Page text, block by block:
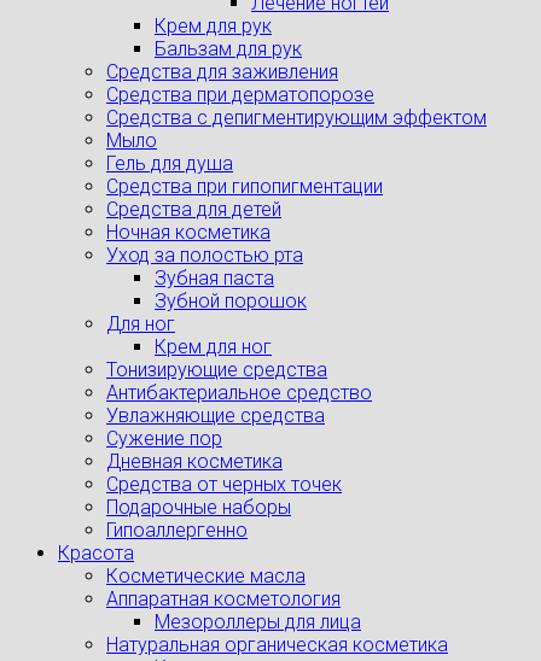
Крем для рук
Бальзам для рук
Средства для заживления
Средства при дерматопорозе
Cредства с депигментирующим эффектом
Мыло
Гель для душа
Средства при гипопигментации
Средства для детей
Ночная косметика
Уход за полостью рта
Зубная паста
Зубной порошок
Для ног
Крем для ног
Тонизирующие средства
Антибактериальное средство
Увлажняющие средства
Сужение пор
Дневная косметика
Средства от черных точек
Подарочные наборы
Гипоаллергенно
Красота
Косметические масла
Аппаратная косметология
Мезороллеры для лица
Натуральная органическая косметика